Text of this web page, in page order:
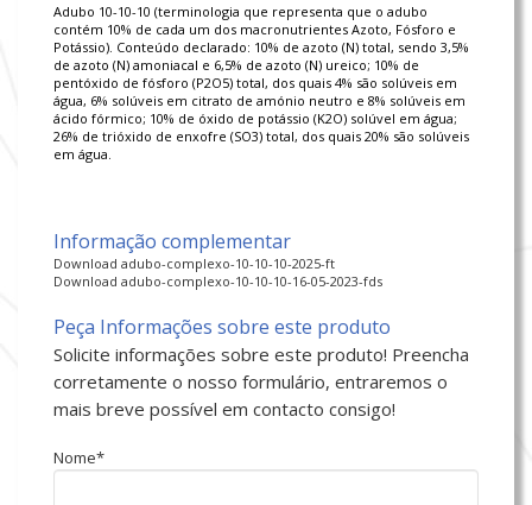
Adubo 10-10-10 (terminologia que representa que o adubo
contém 10% de cada um dos macronutrientes Azoto, Fósforo e
Potássio). Conteúdo declarado: 10% de azoto (N) total, sendo 3,5%
de azoto (N) amoniacal e 6,5% de azoto (N) ureico; 10% de
pentóxido de fósforo (P2O5) total, dos quais 4% são solúveis em
água, 6% solúveis em citrato de amónio neutro e 8% solúveis em
ácido fórmico; 10% de óxido de potássio (K2O) solúvel em água;
26% de trióxido de enxofre (SO3) total, dos quais 20% são solúveis
em água.
Informação complementar
Download adubo-complexo-10-10-10-2025-ft
Download adubo-complexo-10-10-10-16-05-2023-fds
Peça Informações sobre este produto
Solicite informações sobre este produto! Preencha
corretamente o nosso formulário, entraremos o
mais breve possível em contacto consigo!
Nome*